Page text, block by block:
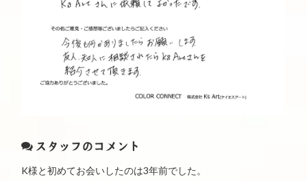
スタッフのコメント
K様と初めてお会いしたのは3年前でした。